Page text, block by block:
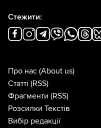
Стежити:
Про нас (About us)
Статті (RSS)
Фрагменти (RSS)
Розсилки Текстів
Вибір редакції